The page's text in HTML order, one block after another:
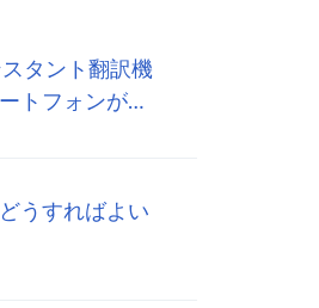
タント翻訳機
トフォンが必
うすればよい